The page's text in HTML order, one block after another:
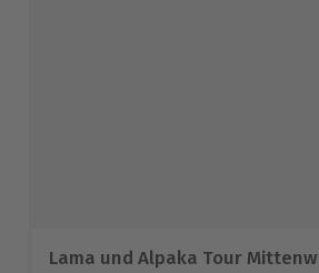
Lama und Alpaka Tour